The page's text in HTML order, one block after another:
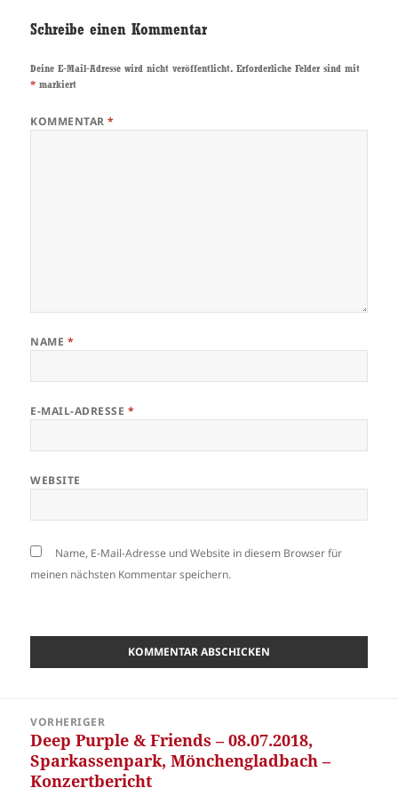
Schreibe einen Kommentar
Deine E-Mail-Adresse wird nicht veröffentlicht. Erforderliche Felder sind mit
* markiert
KOMMENTAR*
NAME *
E-MAIL-ADRESSE *
WEBSITE
Name, E-Mail-Adresse und Website in diesem Browser für
meinen nächsten Kommentar speichern.
VORHERIGER
Vorheriger
Beitrag:
Deep Purple & Friends – 08.07.2018,
Sparkassenpark, Mönchengladbach –
Konzertbericht